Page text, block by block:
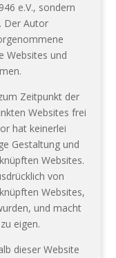
e.V., sondern
Der Autor
Websites und
Zeitpunkt der
Websites frei
hat keinerlei
Gestaltung und
Websites.
von
Websites,
und macht
eigen.
dieser Website